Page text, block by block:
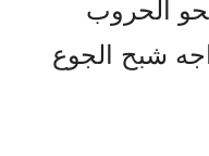
الحروب
شبح الجوع